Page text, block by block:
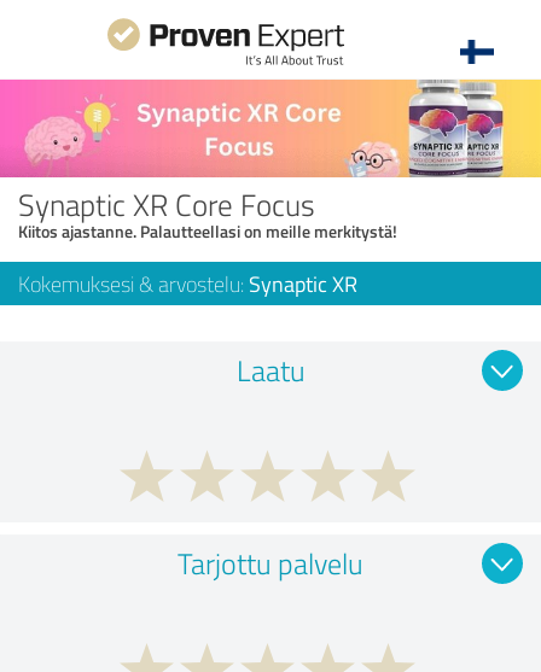
Synaptic XR Core Focus
Kiitos ajastanne. Palautteellasi on meille merkitystä!
Kokemuksesi & arvostelu: Synaptic XR
Laatu
Tarjottu palvelu